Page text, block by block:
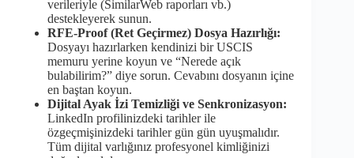
verileriyle (SimilarWeb raporları vb.)
destekleyerek sunun.
RFE-Proof (Ret Geçirmez) Dosya Hazırlığı:
Dosyayı hazırlarken kendinizi bir USCIS
memuru yerine koyun ve “Nerede açık
bulabilirim?” diye sorun. Cevabını dosyanın içine
en baştan koyun.
Dijital Ayak İzi Temizliği ve Senkronizasyon:
LinkedIn profilinizdeki tarihler ile
özgeçmişinizdeki tarihler gün gün uyuşmalıdır.
Tüm dijital varlığınız profesyonel kimliğinizi